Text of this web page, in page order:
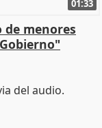
01:33
menores